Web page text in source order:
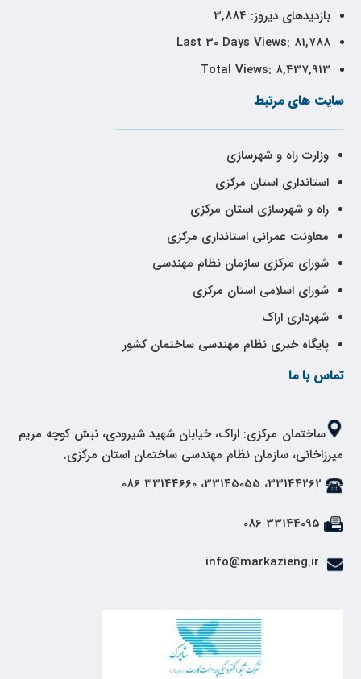
بازدیدهای دیروز: 3,884
Last 30 Days Views: 81,788
Total Views: 8,437,913
سایت های مرتبط
وزارت راه و شهرسازی
استانداری استان مرکزی
راه و شهرسازی استان مرکزی
معاونت عمرانی استانداری مرکزی
شورای مرکزی سازمان نظام مهندسی
شورای اسلامی استان مرکزی
شهرداری اراک
پایگاه خبری نظام مهندسی ساختمان کشور
تماس با ما
ساختمان مرکزی: اراک، خیابان شهید شیرودی، نبش کوچه مریم
میرزاخانی، سازمان نظام مهندسی ساختمان استان مرکزی.
33144262، 33145055، 33144660 086
33144095 086